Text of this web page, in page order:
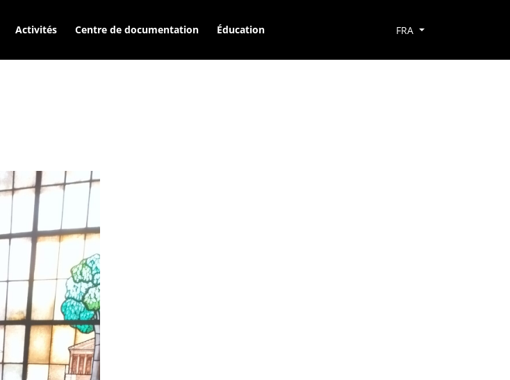
Activités Centre de documentation Éducation FRA